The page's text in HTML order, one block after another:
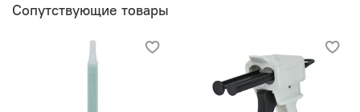
Сопутствующие товары